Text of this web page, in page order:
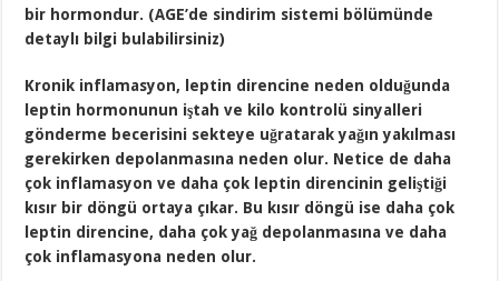
bir hormondur. (AGE’de sindirim sistemi bölümünde
detaylı bilgi bulabilirsiniz)
Kronik inflamasyon, leptin direncine neden olduğunda
leptin hormonunun iştah ve kilo kontrolü sinyalleri
gönderme becerisini sekteye uğratarak yağın yakılması
gerekirken depolanmasına neden olur. Netice de daha
çok inflamasyon ve daha çok leptin direncinin geliştiği
kısır bir döngü ortaya çıkar. Bu kısır döngü ise daha çok
leptin direncine, daha çok yağ depolanmasına ve daha
çok inflamasyona neden olur.